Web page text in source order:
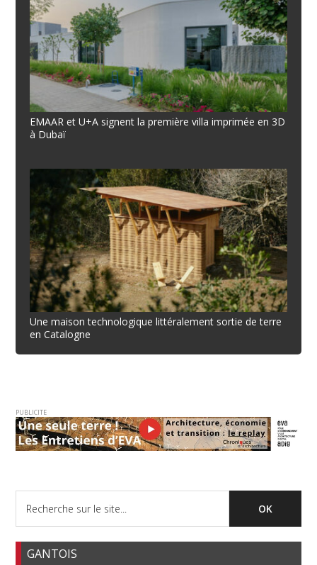
EMAAR et U+A signent la première villa imprimée en 3D
à Dubaï
Une maison technologique littéralement sortie de terre
en Catalogne
PUBLICITE
GANTOIS